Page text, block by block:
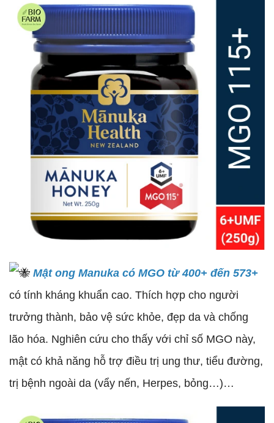
Mật ong Manuka có MGO từ 400+ đến 573+
có tính kháng khuẩn cao. Thích hợp cho người
trưởng thành, bảo vệ sức khỏe, đẹp da và chống
lão hóa. Nghiên cứu cho thấy với chỉ số MGO này,
mật có khả năng hỗ trợ điều trị ung thư, tiểu đường,
trị bệnh ngoài da (vẩy nến, Herpes, bỏng…)…